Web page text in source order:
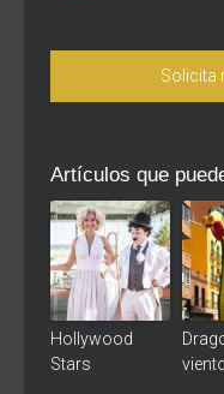
Solicita
Artículos que
Hollywood
Stars